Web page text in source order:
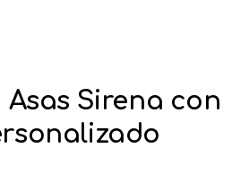
Asas Sirena con